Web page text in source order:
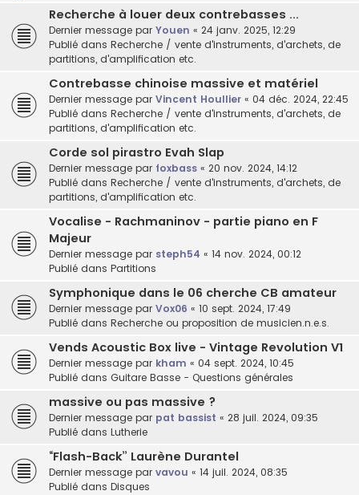
Recherche à louer deux contrebasses ...
Dernier message par Youen « 24 janv. 2025, 12:29
Publié dans Recherche / vente d'instruments, d'archets, de
partitions, d'amplification etc.
Contrebasse chinoise massive et matériel
Dernier message par Vincent Houllier « 04 déc. 2024, 22:45
Publié dans Recherche / vente d'instruments, d'archets, de
partitions, d'amplification etc.
Corde sol pirastro Evah Slap
Dernier message par foxbass « 20 nov. 2024, 14:12
Publié dans Recherche / vente d'instruments, d'archets, de
partitions, d'amplification etc.
Vocalise - Rachmaninov - partie piano en F
Majeur
Dernier message par steph54 « 14 nov. 2024, 00:12
Publié dans Partitions
Symphonique dans le 06 cherche CB amateur
Dernier message par Vox06 « 10 sept. 2024, 17:49
Publié dans Recherche ou proposition de musicien.n.e.s.
Vends Acoustic Box live - Vintage Revolution V1
Dernier message par kham « 04 sept. 2024, 10:45
Publié dans Guitare Basse - Questions générales
massive ou pas massive ?
Dernier message par pat bassist « 28 juil. 2024, 09:35
Publié dans Lutherie
“Flash-Back” Laurène Durantel
Dernier message par vavou « 14 juil. 2024, 08:35
Publié dans Disques